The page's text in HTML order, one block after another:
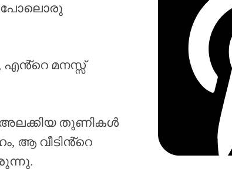
പോലൊരു
എൻ്റെ മനസ്സ്
അലക്കിയ തുണികൾ
ആ വീടിൻ്റെ